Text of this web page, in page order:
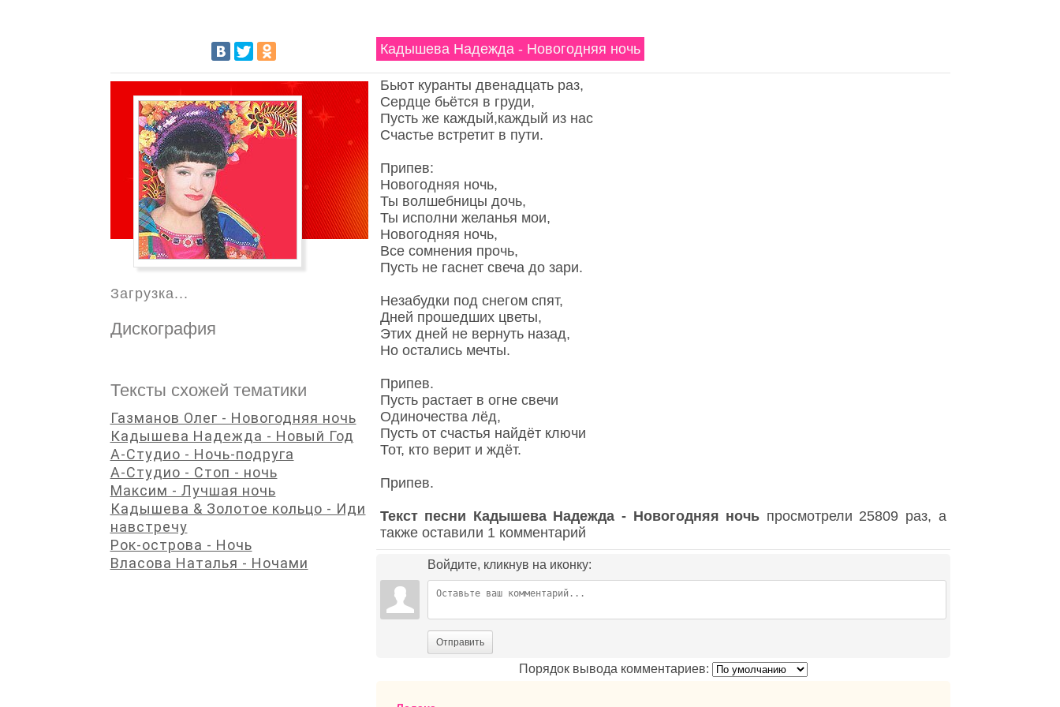
Кадышева Надежда - Новогодняя ночь
Бьют куранты двенадцать раз,
Сердце бьётся в груди,
Пусть же каждый,каждый из нас
Счастье встретит в пути.
Припев:
Новогодняя ночь,
Ты волшебницы дочь,
Ты исполни желанья мои,
Новогодняя ночь,
Все сомнения прочь,
Пусть не гаснет свеча до зари.
Незабудки под снегом спят,
Дней прошедших цветы,
Этих дней не вернуть назад,
Но остались мечты.
Припев.
Пусть растает в огне свечи
Одиночества лёд,
Пусть от счастья найдёт ключи
Тот, кто верит и ждёт.
Припев.
Текст песни Кадышева Надежда - Новогодняя ночь просмотрели 25809 раз, а
также оставили 1 комментарий
Войдите, кликнув на иконку:
Отправить
Порядок вывода комментариев:
Загрузка...
Дискография
Тексты схожей тематики
Газманов Олег - Новогодняя ночь
Кадышева Надежда - Новый Год
А-Студио - Ночь-подруга
А-Студио - Стоп - ночь
Максим - Лучшая ночь
Кадышева & Золотое кольцо - Иди
навстречу
Рок-острова - Ночь
Власова Наталья - Ночами